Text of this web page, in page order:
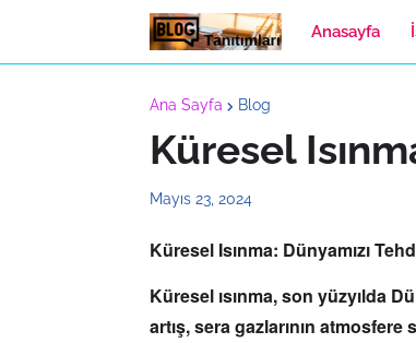
Anasayfa
Ana Sayfa Blog
Küresel
Mayıs 23, 2024
Küresel Isınma: Dünyamızı
Küresel ısınma,son yüzyılda
artış,sera gazlarının atmosfere